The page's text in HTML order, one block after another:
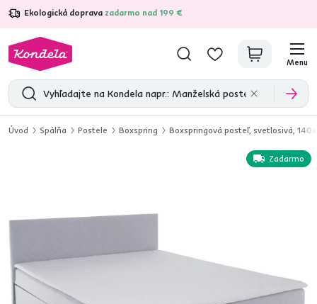
Ekologická doprava zadarmo nad 199 €
4,7 31 375overených produktových recenzií
Menu
Úvod Spálňa Postele Boxspring Boxspringová posteľ, svetlosivá,
Zadarmo